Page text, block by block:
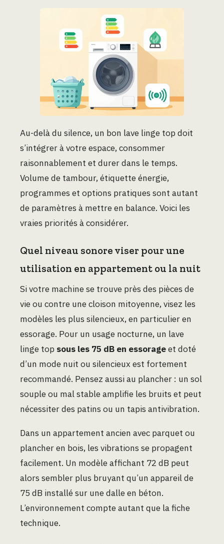
Au-delà du silence, un bon lave linge top doit
s’intégrer à votre espace, consommer
raisonnablement et durer dans le temps.
Volume de tambour, étiquette énergie,
programmes et options pratiques sont autant
de paramètres à mettre en balance. Voici les
vraies priorités à considérer.
Quel niveau sonore viser pour une
utilisation en appartement ou la nuit
Si votre machine se trouve près des pièces de
vie ou contre une cloison mitoyenne, visez les
modèles les plus silencieux, en particulier en
essorage. Pour un usage nocturne, un lave
linge top sous les 75 dB en essorageet doté
d’un mode nuit ou silencieux est fortement
recommandé. Pensez aussi au plancher : un sol
souple ou mal stable amplifie les bruits et peut
nécessiter des patins ou un tapis antivibration.
Dans un appartement ancien avec parquet ou
plancher en bois, les vibrations se propagent
facilement. Un modèle affichant 72 dB peut
alors sembler plus bruyant qu’un appareil de
75 dB installé sur une dalle en béton.
L’environnement compte autant que la fiche
technique.